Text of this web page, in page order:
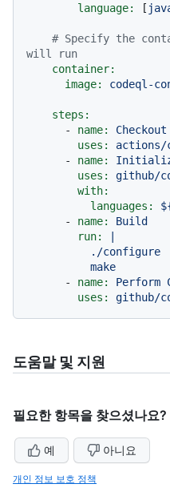
language:
[
# Specify the
will run
container:
image:
codeql-
steps:
-
name: Checkout
uses:
actions/
-
name:
uses:
github/
with:
languages:
-
name:
Build
run:
|
-
name: Perform
uses:
github/
도움말 및 지원
필요한 항목을 찾으셨나요?
예 아니요
개인 정보 보호 정책